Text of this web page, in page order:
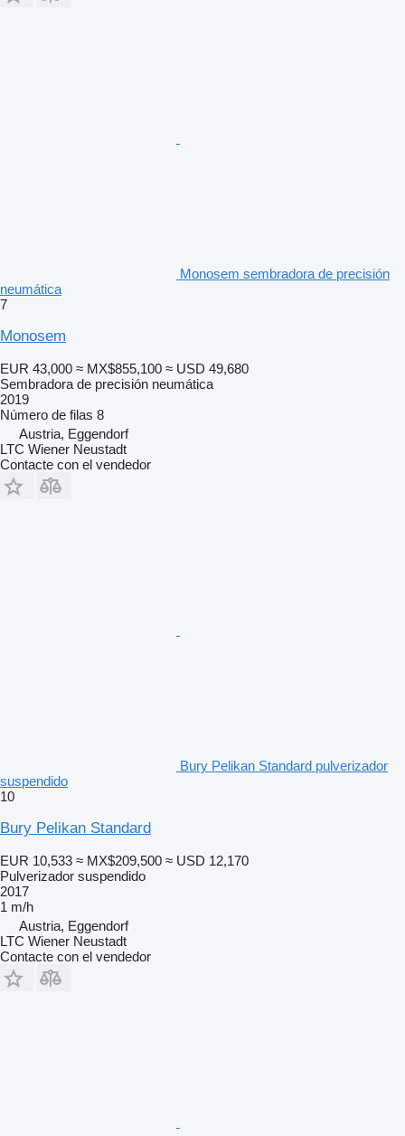
Monosem sembradora de precisión
neumática
7
Monosem
EUR 43,000 ≈ MX$855,100 ≈ USD 49,680
Sembradora de precisión neumática
2019
Número de filas 8
Austria, Eggendorf
LTC Wiener Neustadt
Contacte con el vendedor
Bury Pelikan Standard pulverizador
suspendido
10
Bury Pelikan Standard
EUR 10,533 ≈ MX$209,500 ≈ USD 12,170
Pulverizador suspendido
2017
1 m/h
Austria, Eggendorf
LTC Wiener Neustadt
Contacte con el vendedor